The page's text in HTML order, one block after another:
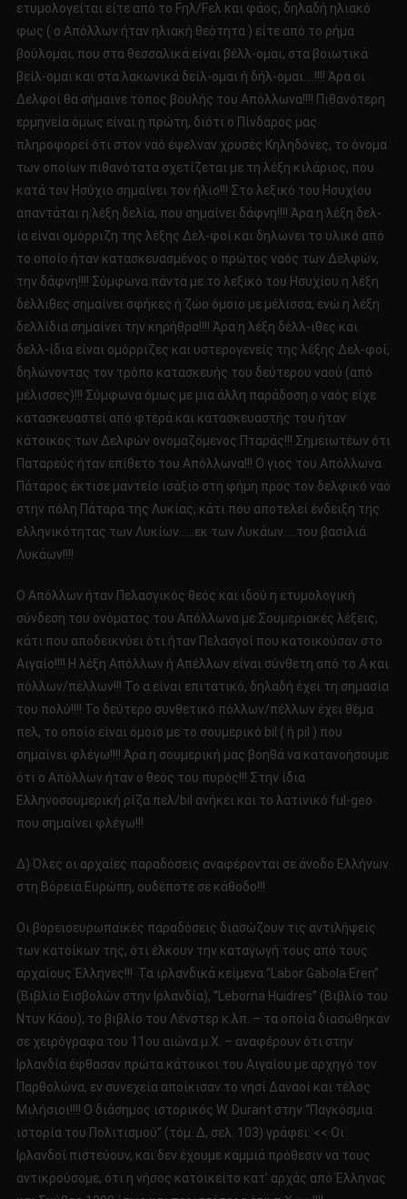
ετυμολογείται είτε από το Fηλ/Fελ και φάος, δηλαδή ηλιακό
φως ( ο Απόλλων ήταν ηλιακή θεότητα ) είτε από το ρήμα
βούλομαι, που στα θεσσαλικά είναι βέλλ-ομαι, στα βοιωτικά
βείλ-ομαι και στα λακωνικά δείλ-ομαι ή δήλ-ομαι….!!!! Άρα οι
Δελφοί θα σήμαινε τόπος βουλής του Απόλλωνα!!!! Πιθανότερη
ερμηνεία όμως είναι η πρώτη, διότι ο Πίνδαρος μας
πληροφορεί ότι στον ναό έψελναν χρυσές Κηληδόνες, το όνομα
των οποίων πιθανότατα σχετίζεται με τη λέξη κιλάριος, που
κατά τον Ησύχιο σημαίνει τον ήλιο!!! Στο λεξικό του Ησυχίου
απαντάται η λέξη δελία, που σημαίνει δάφνη!!!! Άρα η λέξη δελ-
ία είναι ομόρριζη της λέξης Δελ-φοί και δηλώνει το υλικό από
το οποίο ήταν κατασκευασμένος ο πρώτος ναός των Δελφών,
την δάφνη!!!! Σύμφωνα πάντα με το λεξικό του Ησυχίου η λέξη
δέλλιθες σημαίνει σφήκες ή ζώο όμοιο με μέλισσα, ενώ η λέξη
δελλίδια σημαίνει την κηρήθρα!!!! Άρα η λέξη δέλλ-ιθες και
δελλ-ίδια είναι ομόρριζες και υστερογενείς της λέξης Δελ-φοί,
δηλώνοντας τον τρόπο κατασκευής του δεύτερου ναού (από
μέλισσες)!!! Σύμφωνα όμως με μια άλλη παράδοση ο ναός είχε
κατασκευαστεί από φτερά και κατασκευαστής του ήταν
κάτοικος των Δελφών ονομαζόμενος Πταράς!!! Σημειωτέων ότι
Παταρεύς ήταν επίθετο του Απόλλωνα!!! Ο γιος του Απόλλωνα
Πάταρος έκτισε μαντείο ισάξιο στη φήμη προς τον δελφικό ναό
στην πόλη Πάταρα της Λυκίας, κάτι που αποτελεί ένδειξη της
ελληνικότητας των Λυκίων……εκ των Λυκάων…..του βασιλιά
Λυκάων!!!!
Ο Απόλλων ήταν Πελασγικός θεός και ιδού η ετυμολογική
σύνδεση του ονόματος του Απόλλωνα με Σουμεριακές λέξεις,
κάτι που αποδεικνύει ότι ήταν Πελασγοί που κατοικούσαν στο
Αιγαίο!!!! Η λέξη Απόλλων ή Απέλλων είναι σύνθετη από το Α και
πόλλων/πέλλων!!! Το α είναι επιτατικό, δηλαδή έχει τη σημασία
του πολύ!!!! Το δεύτερο συνθετικό πόλλων/πέλλων έχει θέμα
πελ, το οποίο είναι όμοιο με το σουμερικό bil ( ή pil ) που
σημαίνει φλέγω!!!! Άρα η σουμερική μας βοηθά να κατανοήσουμε
ότι ο Απόλλων ήταν ο θεός του πυρός!!! Στην ίδια
Ελληνοσουμερική ρίζα πελ/bil ανήκει και το λατινικό ful-geo
που σημαίνει φλέγω!!!
Δ) Όλες οι αρχαίες παραδόσεις αναφέρονται σε άνοδο Ελλήνων
στη Βόρεια Ευρώπη, ουδέποτε σε κάθοδο!!!
Οι βορειοευρωπαϊκές παραδόσεις διασώζουν τις αντιλήψεις
των κατοίκων της, ότι έλκουν την καταγωγή τους από τους
αρχαίους Έλληνες!!! Τα ιρλανδικά κείμενα “Labor Gabola Eren”
(Βιβλίο Εισβολών στην Ιρλανδία), “Leborna Huidres” (Βιβλίο του
Ντυν Κάου), το βιβλίο του Λένστερ κ.λπ. – τα οποία διασώθηκαν
σε χειρόγραφα του 11ου αιώνα μ.Χ. – αναφέρουν ότι στην
Ιρλανδία έφθασαν πρώτα κάτοικοι του Αιγαίου με αρχηγό τον
Παρθολώνα, εν συνεχεία αποίκισαν το νησί Δαναοί και τέλος
Μιλήσιοι!!!! Ο διάσημος ιστορικός W. Durant στην “Παγκόσμια
ιστορία του Πολιτισμού” (τόμ. Δ, σελ. 103) γράφει: << Οι
Ιρλανδοί πιστεύουν, και δεν έχουμε καμμιά πρόθεσιν να τους
αντικρούσομε, ότι η νήσος κατοικείτο κατ’ αρχάς από Έλληνας